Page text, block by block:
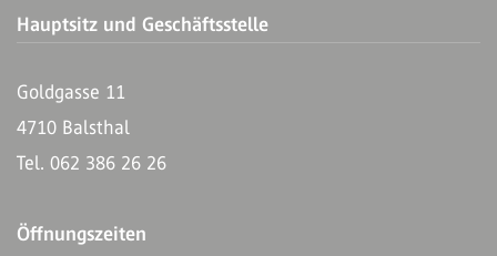
Hauptsitz und Geschäftsstelle
Goldgasse 11
4710 Balsthal
Tel. 062 386 26 26
Öffnungszeiten